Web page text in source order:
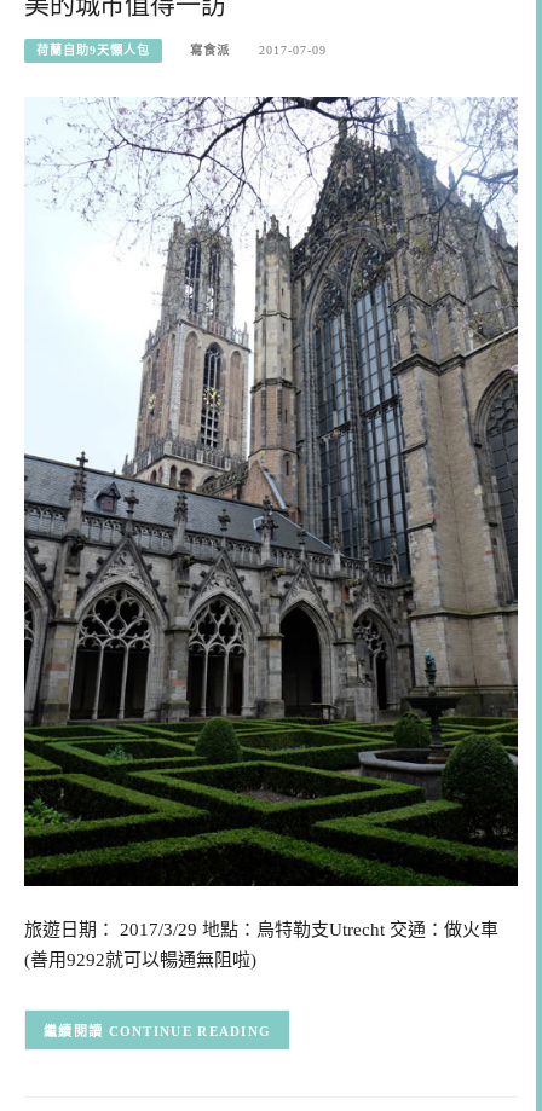
荷蘭自助9天懶人包 寫食派 2017-07-09
旅遊日期： 2017/3/29 地點：烏特勒支Utrecht 交通：做火車
(善用9292就可以暢通無阻啦)
CONTINUE READING